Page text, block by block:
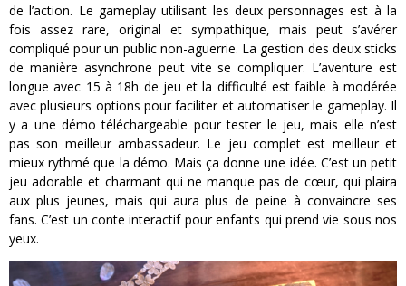
de l’action. Le gameplay utilisant les deux personnages est à la
fois assez rare, original et sympathique, mais peut s’avérer
compliqué pour un public non-aguerrie. La gestion des deux sticks
de manière asynchrone peut vite se compliquer. L’aventure est
longue avec 15 à 18h de jeu et la difficulté est faible à modérée
avec plusieurs options pour faciliter et automatiser le gameplay. Il
y a une démo téléchargeable pour tester le jeu, mais elle n’est
pas son meilleur ambassadeur. Le jeu complet est meilleur et
mieux rythmé que la démo. Mais ça donne une idée. C’est un petit
jeu adorable et charmant qui ne manque pas de cœur, qui plaira
aux plus jeunes, mais qui aura plus de peine à convaincre ses
fans. C’est un conte interactif pour enfants qui prend vie sous nos
yeux.